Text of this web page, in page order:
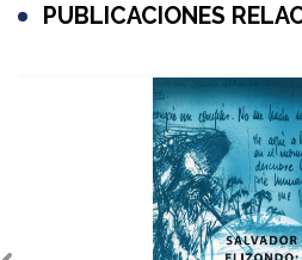
PUBLICACIONES